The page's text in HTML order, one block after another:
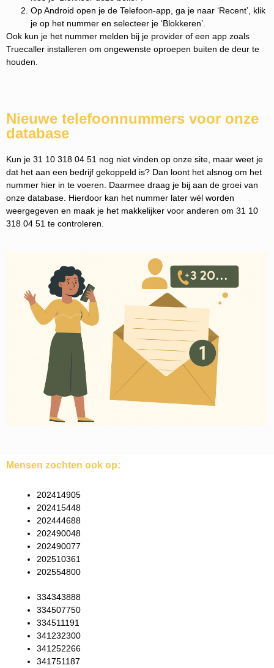
Op Android open je de Telefoon-app, ga je naar ‘Recent’, klik
je op het nummer en selecteer je ‘Blokkeren’.
Ook kun je het nummer melden bij je provider of een app zoals
Truecaller installeren om ongewenste oproepen buiten de deur te
houden.
Nieuwe telefoonnummers voor onze
database
Kun je 31 10 318 04 51 nog niet vinden op onze site, maar weet je
dat het aan een bedrijf gekoppeld is? Dan loont het alsnog om het
nummer hier in te voeren. Daarmee draag je bij aan de groei van
onze database. Hierdoor kan het nummer later wél worden
weergegeven en maak je het makkelijker voor anderen om 31 10
318 04 51 te controleren.
Mensen zochten ook op:
202414905
202415448
202444688
202490048
202490077
202510361
202554800
334343888
334507750
334511191
341232300
341252266
341751187